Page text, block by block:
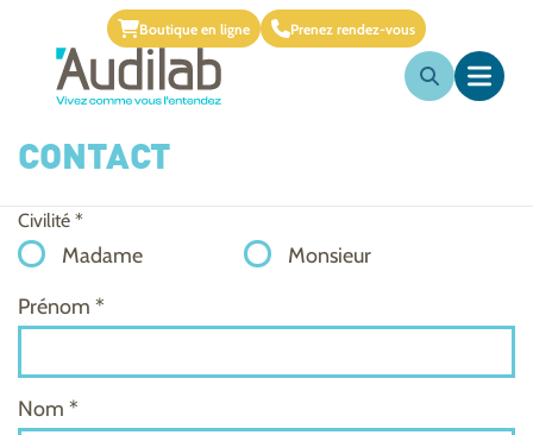
Boutique en ligne Prenez rendez-vous
CONTACT
Civilité *
Madame
Monsieur
Prénom *
Nom *